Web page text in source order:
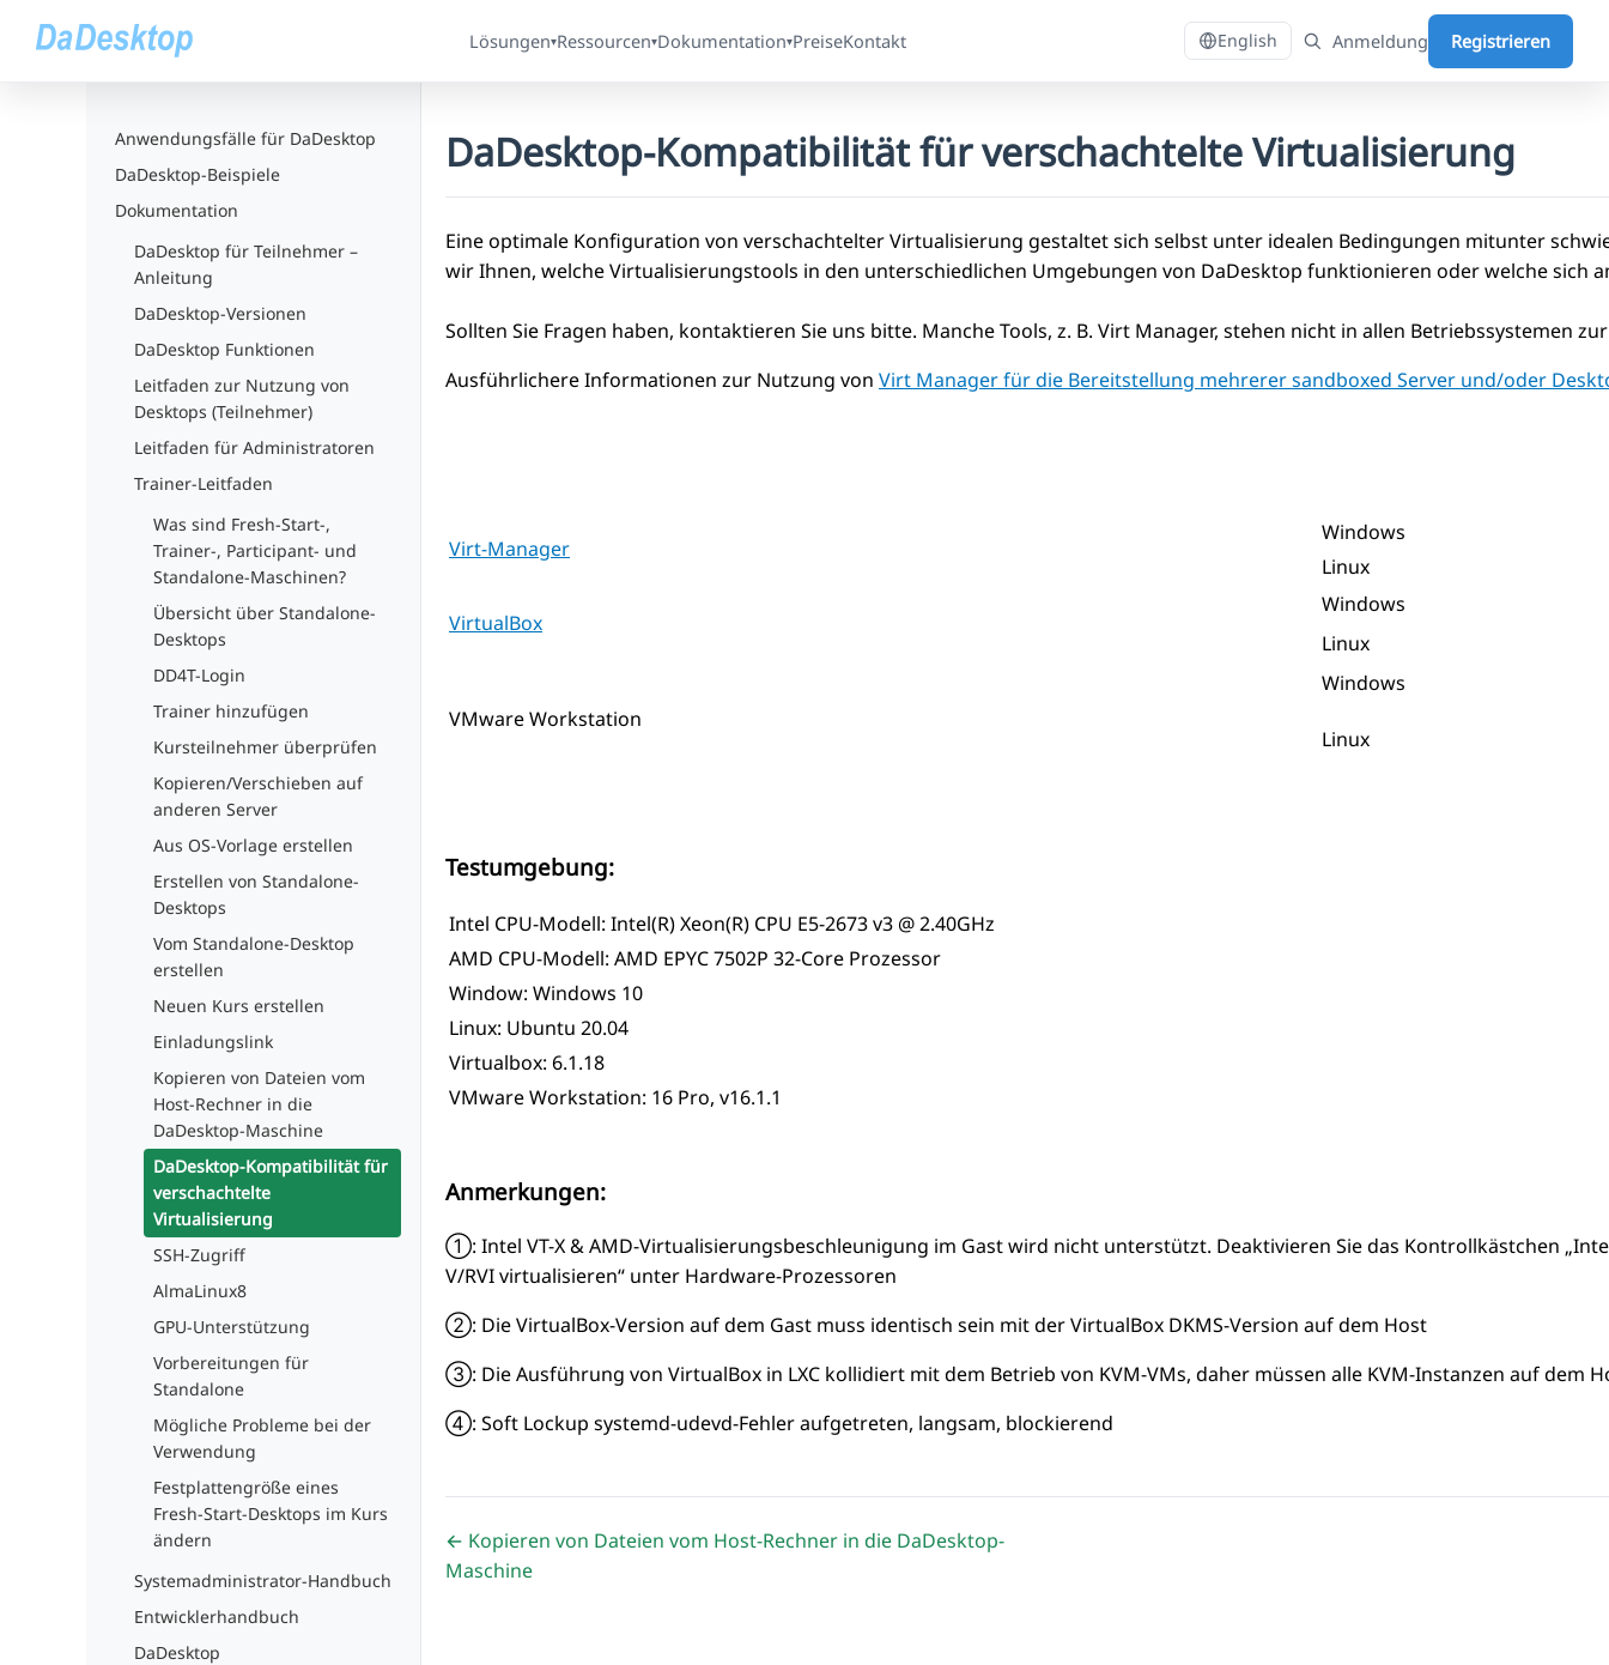
Lösungen▾Ressourcen▾Dokumentation▾PreiseKontakt English Anmeldung Registrieren
Anwendungsfälle für DaDesktop
DaDesktop-Beispiele
Dokumentation
DaDesktop für Teilnehmer –
Anleitung
DaDesktop-Versionen
DaDesktop Funktionen
Leitfaden zur Nutzung von
Desktops (Teilnehmer)
Leitfaden für Administratoren
Trainer-Leitfaden
Was sind Fresh-Start-,
Trainer-, Participant- und
Standalone-Maschinen?
Übersicht über Standalone-
Desktops
DD4T-Login
Trainer hinzufügen
Kursteilnehmer überprüfen
Kopieren/Verschieben auf
anderen Server
Aus OS-Vorlage erstellen
Erstellen von Standalone-
Desktops
Vom Standalone-Desktop
erstellen
Neuen Kurs erstellen
Einladungslink
Kopieren von Dateien vom
Host-Rechner in die
DaDesktop-Maschine
DaDesktop-Kompatibilität für
verschachtelte
Virtualisierung
SSH-Zugriff
AlmaLinux8
GPU-Unterstützung
Vorbereitungen für
Standalone
Mögliche Probleme bei der
Verwendung
Festplattengröße eines
Fresh-Start-Desktops im Kurs
ändern
Systemadministrator-Handbuch
Entwicklerhandbuch
DaDesktop
DaDesktop-Kompatibilität für verschachtelte Virtualisierung
Eine optimale Konfiguration von verschachtelter Virtualisierung gestaltet sich selbst unter idealen Bedingungen mitunter
wir Ihnen, welche Virtualisierungstools in den unterschiedlichen Umgebungen von DaDesktop funktionieren oder welche sich
Sollten Sie Fragen haben, kontaktieren Sie uns bitte. Manche Tools, z. B. Virt Manager, stehen nicht in allen Betriebssystemen
Ausführlichere Informationen zur Nutzung von Virt Manager für die Bereitstellung mehrerer sandboxed Server und/oder
Virt-Manager
Windows
Linux
VirtualBox
Windows
Linux
VMware Workstation
Windows
Linux
Testumgebung:
Intel CPU-Modell: Intel(R) Xeon(R) CPU E5-2673 v3 @ 2.40GHz
AMD CPU-Modell: AMD EPYC 7502P 32-Core Prozessor
Window: Windows 10
Linux: Ubuntu 20.04
Virtualbox: 6.1.18
VMware Workstation: 16 Pro, v16.1.1
Anmerkungen:
①: Intel VT-X & AMD-Virtualisierungsbeschleunigung im Gast wird nicht unterstützt. Deaktivieren Sie das Kontrollkästchen
V/RVI virtualisieren“ unter Hardware-Prozessoren
②: Die VirtualBox-Version auf dem Gast muss identisch sein mit der VirtualBox DKMS-Version auf dem Host
③: Die Ausführung von VirtualBox in LXC kollidiert mit dem Betrieb von KVM-VMs, daher müssen alle KVM-Instanzen auf dem
④: Soft Lockup systemd-udevd-Fehler aufgetreten, langsam, blockierend
← Kopieren von Dateien vom Host-Rechner in die DaDesktop-
Maschine